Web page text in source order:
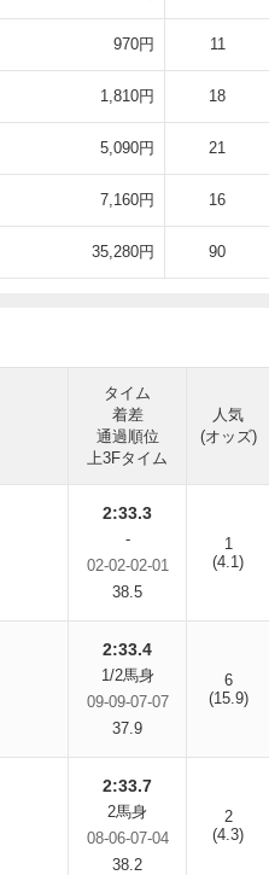
970円 11
1,810円 18
5,090円 21
7,160円 16
35,280円 90
タイム
着差
通過順位
上3Fタイム
人気
(オッズ)
2:33.3
-
02-02-02-01
38.5
1
(4.1)
2:33.4
1/2馬身
09-09-07-07
37.9
6
(15.9)
2:33.7
2馬身
08-06-07-04
38.2
2
(4.3)